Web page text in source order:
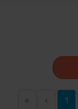
« ‹ 1